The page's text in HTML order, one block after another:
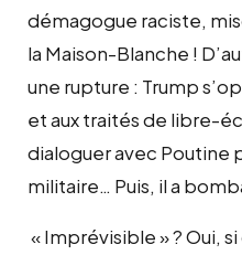
démagogue raciste,
la Maison-Blanche !
une rupture : Trump
et aux traités de libre-
dialoguer avec Poutine
militaire… Puis, il a
« Imprévisible » ? Oui,